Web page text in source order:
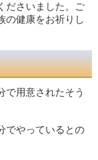
ださいました。ご
の健康をお祈りし
で用意されたそう
でやっているとの